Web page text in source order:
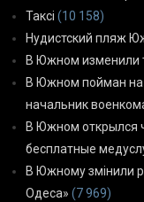
Таксі (10 158)
Нудистский пляж
В Южном изменили
В Южном пойман на
начальник
В Южном открылся
бесплатные
В Южному змінили
Одеса» (7 969)